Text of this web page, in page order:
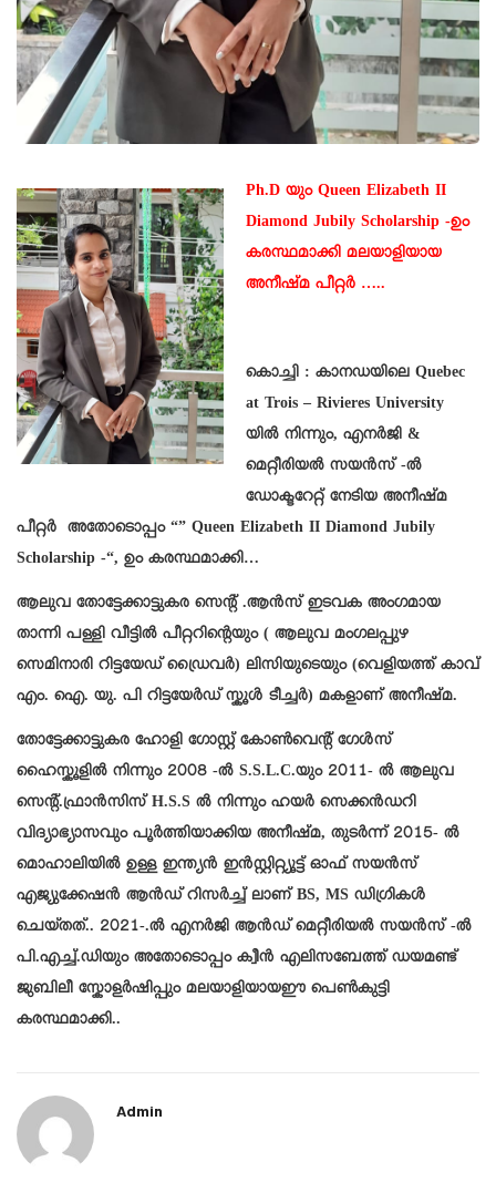
Ph.D യും Queen Elizabeth II
Diamond Jubily Scholarship -ഉം
കരസ്ഥമാക്കി മലയാളിയായ
അനീഷ്മ പീറ്റർ …..
കൊച്ചി : കാനഡയിലെ Quebec
at Trois – Rivieres University
യിൽ നിന്നും, എനർജി &
മെറ്റീരിയൽ സയൻസ് -ൽ
ഡോക്ടറേറ്റ് നേടിയ അനീഷ്മ
പീറ്റർ അതോടൊപ്പം “” Queen Elizabeth II Diamond Jubily
Scholarship -“, ഉം കരസ്ഥമാക്കി…
ആലുവ തോട്ടേക്കാട്ടുകര സെന്റ് .ആൻസ് ഇടവക അംഗമായ
താന്നി പള്ളി വീട്ടിൽ പീറ്ററിന്റെയും ( ആലുവ മംഗലപ്പുഴ
സെമിനാരി റിട്ടയേഡ് ഡ്രൈവർ) ലിസിയുടെയും (വെളിയത്ത് കാവ്
എം. ഐ. യു. പി റിട്ടയേർഡ് സ്കൂൾ ടീച്ചർ) മകളാണ് അനീഷ്മ.
തോട്ടേക്കാട്ടുകര ഹോളി ഗോസ്റ്റ് കോൺവെന്റ് ഗേൾസ്
ഹൈസ്കൂളിൽ നിന്നും 2008 -ൽ S.S.L.C.യും 2011- ൽ ആലുവ
സെന്റ്.ഫ്രാൻസിസ് H.S.S ൽ നിന്നും ഹയർ സെക്കൻഡറി
വിദ്യാഭ്യാസവും പൂർത്തിയാക്കിയ അനീഷ്‌മ, തുടർന്ന് 2015- ൽ
മൊഹാലിയിൽ ഉള്ള ഇന്ത്യൻ ഇൻസ്റ്റിറ്റ്യൂട്ട് ഓഫ് സയൻസ്
എജ്യുക്കേഷൻ ആൻഡ് റിസർച്ച് ലാണ് BS, MS ഡിഗ്രികൾ
ചെയ്തത്.. 2021-.ൽ എനർജി ആൻഡ് മെറ്റീരിയൽ സയൻസ് -ൽ
പി.എച്ച്.ഡിയും അതോടൊപ്പം ക്വീൻ എലിസബേത്ത് ഡയമണ്ട്
ജുബിലീ സ്കോളർഷിപ്പും മലയാളിയായഈ പെൺകുട്ടി
കരസ്ഥമാക്കി..
Admin